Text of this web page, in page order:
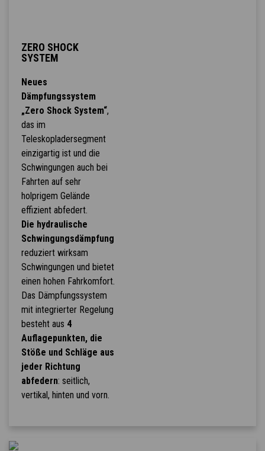
ZERO SHOCK
SYSTEM
Neues
Dämpfungssystem
„Zero Shock System“,
das im
Teleskopladersegment
einzigartig ist und die
Schwingungen auch bei
Fahrten auf sehr
holprigem Gelände
effizient abfedert.
Die hydraulische
Schwingungsdämpfung
reduziert wirksam
Schwingungen und bietet
einen hohen Fahrkomfort.
Das Dämpfungssystem
mit integrierter Regelung
besteht aus 4
Auflagepunkten, die
Stöße und Schläge aus
jeder Richtung
abfedern: seitlich,
vertikal, hinten und vorn.